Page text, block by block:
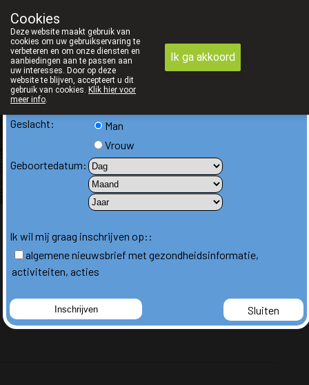
Schrijf je in voor onze nieuwsbrief
Email:
Voornaam:
Achternaam:
Taal:
Geslacht:
Man
Vrouw
Geboortedatum:
Ik wil mij graag inschrijven op::
algemene nieuwsbrief met gezondheidsinformatie,
activiteiten, acties
Sluiten
03/312 12 20
gesloten
Reserveer je
producten
Wachtdienst
apothekers
Cookies
Deze website maakt gebruik van
cookies om uw gebruikservaring te
verbeteren en om onze diensten en
aanbiedingen aan te passen aan
uw interesses. Door op deze
website te blijven, accepteert u dit
gebruik van cookies. Klik hier voor
meer info.
Ik ga akkoord